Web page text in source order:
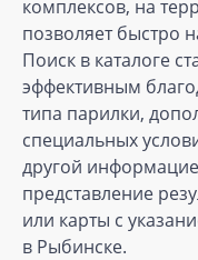
комплексов, на
позволяет быстро
Поиск в каталоге
эффективным
типа парилки,
специальных
другой
представление
или карты с
в Рыбинске.